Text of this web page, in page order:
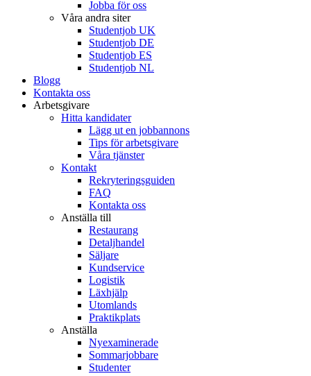
Jobba för oss
Våra andra siter
Studentjob UK
Studentjob DE
Studentjob ES
Studentjob NL
Blogg
Kontakta oss
Arbetsgivare
Hitta kandidater
Lägg ut en jobbannons
Tips för arbetsgivare
Våra tjänster
Kontakt
Rekryteringsguiden
FAQ
Kontakta oss
Anställa till
Restaurang
Detaljhandel
Säljare
Kundservice
Logistik
Läxhjälp
Utomlands
Praktikplats
Anställa
Nyexaminerade
Sommarjobbare
Studenter